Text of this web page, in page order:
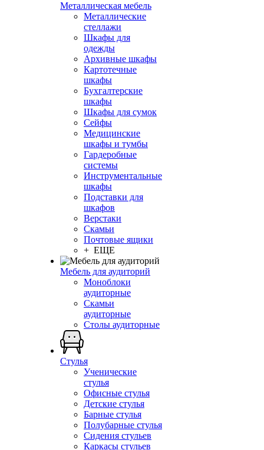
Металлическая мебель
Металлические
стеллажи
Шкафы для
одежды
Архивные шкафы
Картотечные
шкафы
Бухгалтерские
шкафы
Шкафы для сумок
Сейфы
Медицинские
шкафы и тумбы
Гардеробные
системы
Инструментальные
шкафы
Подставки для
шкафов
Верстаки
Скамьи
Почтовые ящики
+ ЕЩЕ
Мебель для аудиторий
Моноблоки
аудиторные
Скамьи
аудиторные
Столы аудиторные
Стулья
Ученические
стулья
Офисные стулья
Детские стулья
Барные стулья
Полубарные стулья
Сидения стульев
Каркасы стульев